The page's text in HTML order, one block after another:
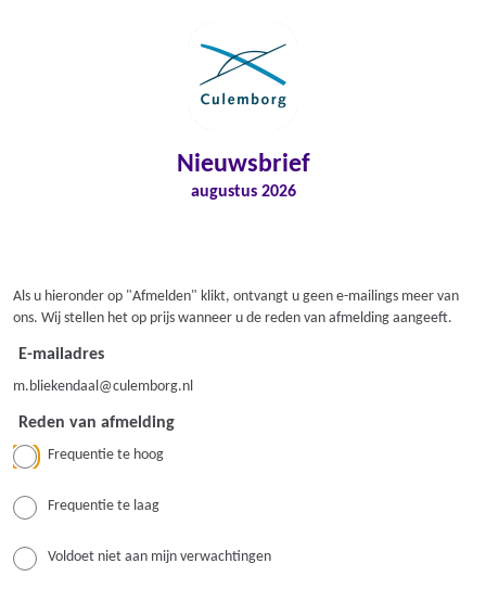
Nieuwsbrief
augustus 2026
Als u hieronder op "Afmelden" klikt, ontvangt u geen e-mailings meer van
ons. Wij stellen het op prijs wanneer u de reden van afmelding aangeeft.
E-mailadres
m.bliekendaal@culemborg.nl
Reden van afmelding
Frequentie te hoog
Frequentie te laag
Voldoet niet aan mijn verwachtingen